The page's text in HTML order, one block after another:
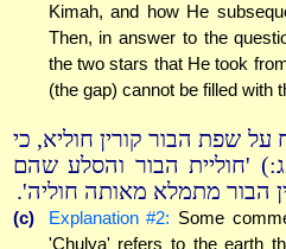
Kimah, and how He
Then, in answer to the
the two stars that He took
(the gap) cannot be filled with
על שפת הבור קורין חוליא, כי
'חוליית הבור והסלע שהם
הבור מתמלא מאותה חוליה'.
(c) Explanation #2: Some
'Chulya' refers to the earth